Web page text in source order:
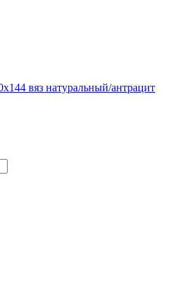
вяз натуральный/антрацит